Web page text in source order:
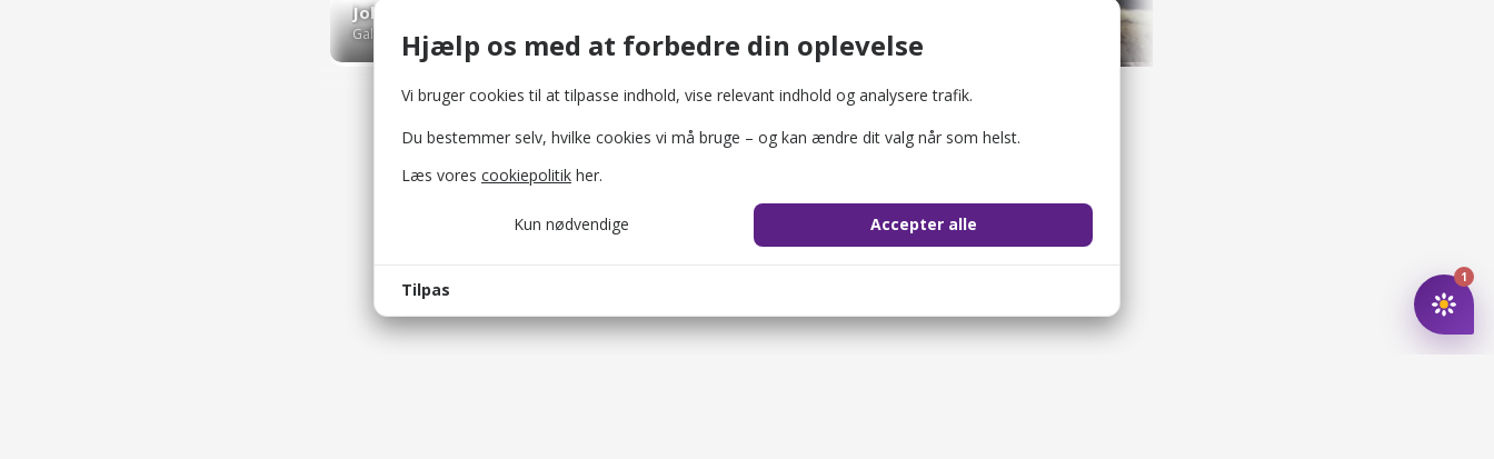
Johannes Balsgaard
Gallerier og kunsthaller Street art og skulpturer
1
Hjælp os med at forbedre din oplevelse
Vi bruger cookies til at tilpasse indhold, vise relevant indhold og analysere trafik.
Du bestemmer selv, hvilke cookies vi må bruge – og kan ændre dit valg når som helst.
Læs vores cookiepolitik her.
Kun nødvendige Accepter alle
Tilpas